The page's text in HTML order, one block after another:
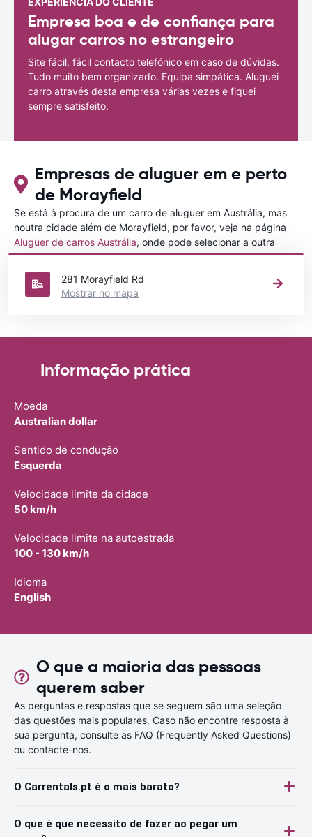
Empresa boa e de confiança para
alugar carros no estrangeiro
Site fácil, fácil contacto telefónico em caso de dúvidas.
Tudo muito bem organizado. Equipa simpática. Aluguei
carro através desta empresa várias vezes e fiquei
sempre satisfeito.
Empresas de aluguer em e perto
de Morayfield
Se está à procura de um carro de aluguer em Austrália, mas
noutra cidade além de Morayfield, por favor, veja na página
Aluguer de carros Austrália, onde pode selecionar a outra
cidade em Austrália que gostaria de alugar um carro
281 Morayfield Rd
Mostrar no mapa
Informação prática
Moeda
Australian dollar
Sentido de condução
Esquerda
Velocidade limite da cidade
50 km/h
Velocidade limite na autoestrada
100 - 130 km/h
Idioma
English
O que a maioria das pessoas
querem saber
As perguntas e respostas que se seguem são uma seleção
das questões mais populares. Caso não encontre resposta à
sua pergunta, consulte as FAQ (Frequently Asked Questions)
ou contacte-nos.
O Carrentals.pt é o mais barato?
O que é que necessito de fazer ao pegar um